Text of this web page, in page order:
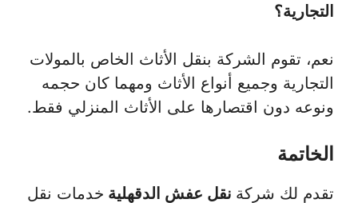
التجارية؟
نعم، تقوم الشركة بنقل الأثاث الخاص بالمولات
التجارية وجميع أنواع الأثاث ومهما كان حجمه
ونوعه دون اقتصارها على الأثاث المنزلي فقط.
الخاتمة
تقدم لك شركة نقل عفش الدقهلية خدمات نقل